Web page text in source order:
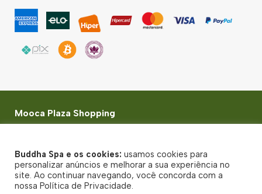
Mooca Plaza Shopping
© Buddha Spa 2026 - Todos direitos reservados
Política de Privacidade
Buddha Spa e os cookies: usamos cookies para
personalizar anúncios e melhorar a sua experiência no
site. Ao continuar navegando, você concorda com a
nossa Política de Privacidade.